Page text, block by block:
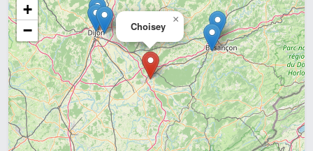
Choisey
×
+
−